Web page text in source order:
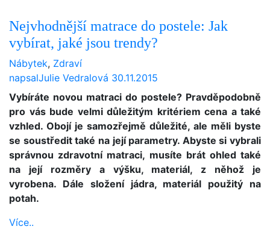
Nejvhodnější matrace do postele: Jak
vybírat, jaké jsou trendy?
Nábytek, Zdraví
napsalJulie Vedralová 30.11.2015
Vybíráte novou matraci do postele? Pravděpodobně
pro vás bude velmi důležitým kritériem cena a také
vzhled. Obojí je samozřejmě důležité, ale měli byste
se soustředit také na její parametry. Abyste si vybrali
správnou zdravotní matraci, musíte brát ohled také
na její rozměry a výšku, materiál, z něhož je
vyrobena. Dále složení jádra, materiál použitý na
potah.
Více..